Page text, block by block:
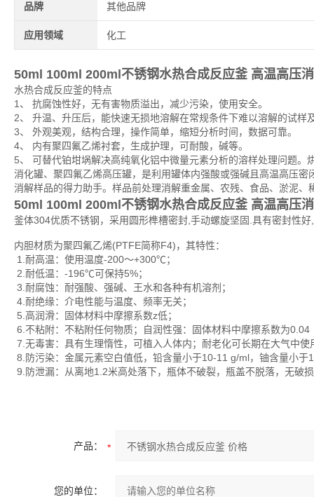
品牌 其他品牌
应用领域 化工
50ml 100ml 200ml 不锈钢水热合成反应釜高温高压
水热合成反应釜的特点
1、 抗腐蚀性好，无有害物质溢出，减少污染，使用安全。
2、 升温、升压后，能快速无损地溶解在常规条件下难以溶解的试样
3、 外观美观，结构合理，操作简单，缩短分析时间，数据可靠。
4、 内有聚四氟乙烯衬套，生成护理，可耐酸，碱等。
5、 可替代铂坩埚解决高纯氧化铝中微量元素分析的溶样处理问题
消化罐、聚四氟乙烯高压罐，是利用罐体内强酸或强碱且高温高压
消解样品的得力助手。样品前处理消解重金属、农残、食品、淤泥、
50ml 100ml 200ml 不锈钢水热合成反应釜高温高压
釜体304优质不锈钢，采用圆形榫槽密封,手动螺旋坚固.具有密封性
内胆材质为聚四氟乙烯(PTFE简称F4)，其特性：
1.耐高温：使用温度-200～+300℃；
2.耐低温：-196℃可保持5%；
3.耐腐蚀：耐强酸、强碱、王水和各种有机溶剂；
4.耐绝缘：介电性能与温度、频率无关；
5.高润滑：固体材料中摩擦系数z低；
6.不粘附：不粘附任何物质；自润性强：固体材料中摩擦系数为0.04
7.无毒害：具有生理惰性，可植入人体内；耐老化可长期在大气中使
8.防污染：金属元素空白值低，铅含量小于10-11 g/ml，铀含量小于
9.防泄漏：从离地1.2米高处落下，瓶体不破裂，瓶盖不脱落，无破
产品：
您的单位：